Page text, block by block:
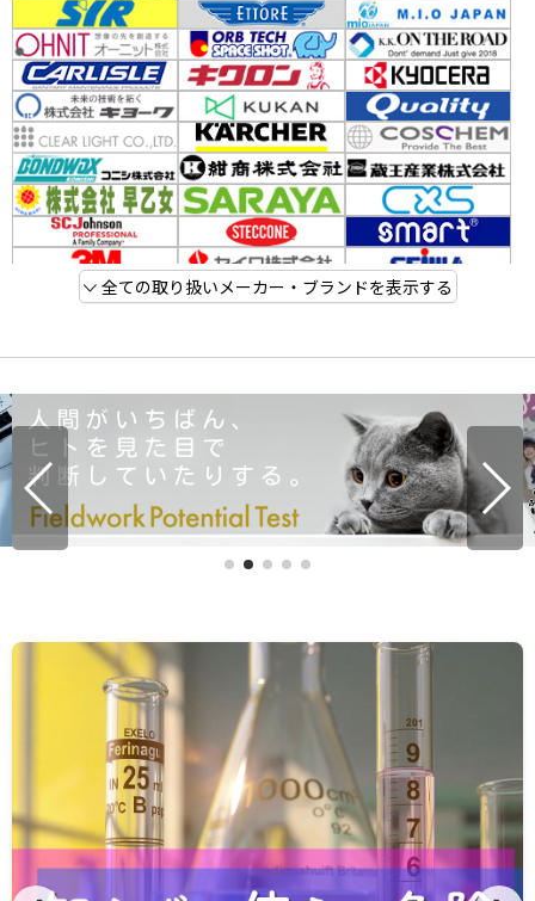
全ての取り扱いメーカー・ブランドを表示する
ケルヒャー バッテリー互換ガイド